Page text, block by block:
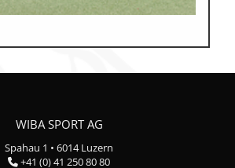
WIBA SPORT AG
Spahau 1 • 6014 Luzern
+41 (0) 41 250 80 80